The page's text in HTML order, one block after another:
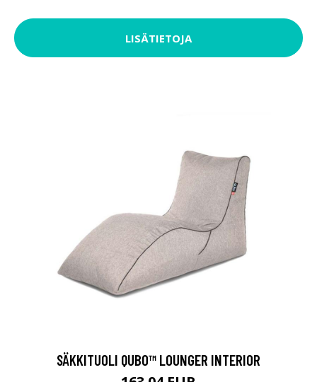
LISÄTIETOJA
SÄKKITUOLI QUBO™ LOUNGER INTERIOR